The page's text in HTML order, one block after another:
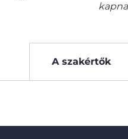
A szakértők